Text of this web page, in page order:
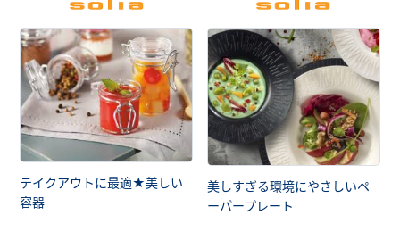
テイクアウトに最適★美しい
容器
美しすぎる環境にやさしいペ
ーパープレート